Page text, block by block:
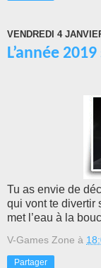
VENDREDI 4
L’année
Tu as envie de
qui vont te divertir
met l’eau à la
V-Games Zone à
Partager